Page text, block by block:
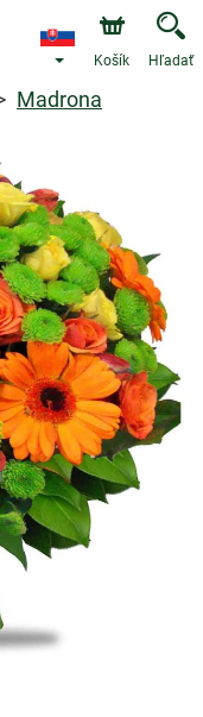
Košík Hľadať
Madrona